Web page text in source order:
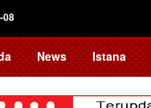
08
News Istana